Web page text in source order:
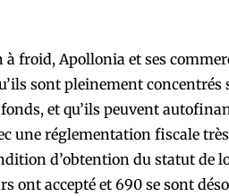
à froid, Apollonia et ses
sont pleinement concentrés
et qu’ils peuvent
une réglementation fiscale
d’obtention du statut de
ont accepté et 690 se sont